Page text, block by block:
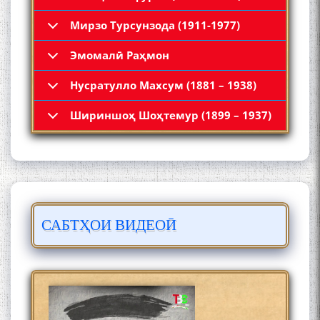
Мирзо Турсунзода (1911-1977)
Эмомалӣ Раҳмон
Нусратулло Махсум (1881 – 1938)
Шириншоҳ Шоҳтемур (1899 – 1937)
САБТҲОИ ВИДЕОӢ
Қадамҷо: Муҳаммадҷон
Раҳимӣ
ЛОҲУТӢ - ФИЛМИ
МУСТАНАД